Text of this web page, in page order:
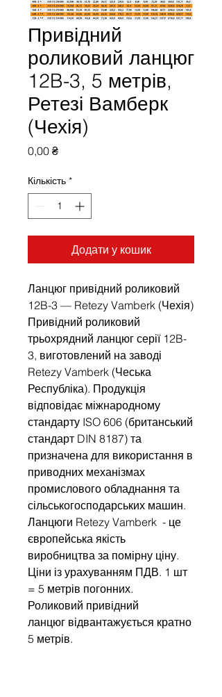
Привідний
роликовий ланцюг
12B-3, 5 метрів,
Ретезі Вамберк
(Чехія)
0,00 ₴Ціна
Кількість *
Додати у кошик
Ланцюг привідний роликовий
12B-3 — Retezy Vamberk (Чехія)
Привідний роликовий
трьохрядний ланцюг серії 12B-
3, виготовлений на заводі
Retezy Vamberk (Чеська
Республіка). Продукція
відповідає міжнародному
стандарту ISO 606 (британський
стандарт DIN 8187) та
призначена для використання в
приводних механізмах
промислового обладнання та
сільськогосподарських машин.
Ланцюги Retezy Vamberk - це
європейська якість
виробництва за помірну ціну.
Ціни із урахуванням ПДВ. 1 шт
= 5 метрів погонних.
Роликовий привідний
ланцюг відвантажується кратно
5 метрів.